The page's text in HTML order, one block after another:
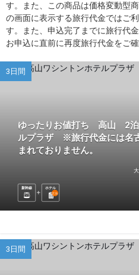
す。また、この商品は価格変動型
の画面に表示する旅行代金ではご
す。また、申込完了までに旅行代
お申込に直前に再度旅行代金をご確
3日間
ゆったりお値打ち 高山 2
ルプラザ ※旅行代金には名
まれておりません。
新幹線
ホテル
2泊
3日間